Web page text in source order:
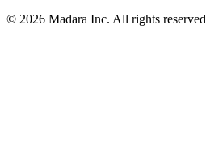
© 2026 Madara Inc. All rights reserved